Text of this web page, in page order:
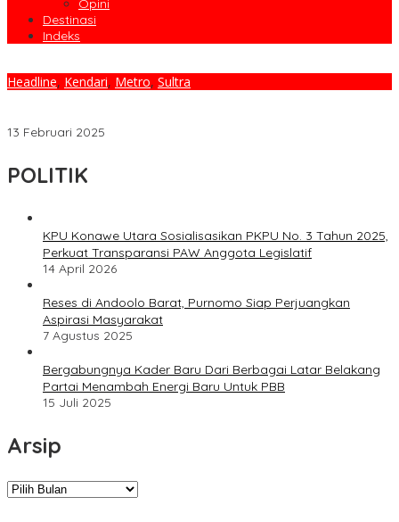
Opini
Destinasi
Indeks
Headline, Kendari, Metro, Sultra
13 Februari 2025
POLITIK
KPU Konawe Utara Sosialisasikan PKPU No. 3 Tahun 2025,
Perkuat Transparansi PAW Anggota Legislatif
14 April 2026
Reses di Andoolo Barat, Purnomo Siap Perjuangkan
Aspirasi Masyarakat
7 Agustus 2025
Bergabungnya Kader Baru Dari Berbagai Latar Belakang
Partai Menambah Energi Baru Untuk PBB
15 Juli 2025
Arsip
Arsip